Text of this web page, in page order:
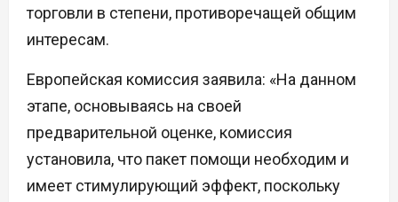
торговли в степени, противоречащей общим
интересам.
Европейская комиссия заявила: «На данном
этапе, основываясь на своей
предварительной оценке, комиссия
установила, что пакет помощи необходим и
имеет стимулирующий эффект, поскольку